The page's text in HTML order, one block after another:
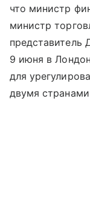
что министр
министр
представитель
9 июня в
для
двумя